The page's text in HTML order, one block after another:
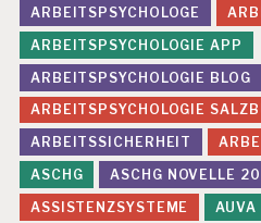
H
U
T
Z
K
R
A
N
K
E
ARBEITSPSYCHOLOGE
ARBEITSPSYCHOLOGIE APP
ARBEITSPSYCHOLOGIE BLOG
ARBEITSPSYCHOLOGIE
ARBEITSSICHERHEIT
ASCHG
ASCHG NOVELLE
ASSISTENZSYSTEME
AUVA